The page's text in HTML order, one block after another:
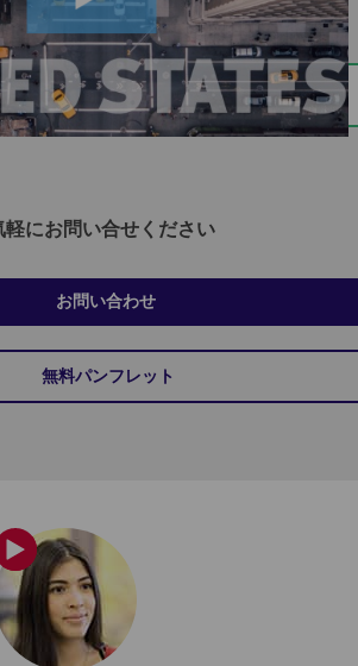
軽にお問い合せください
お問い合わせ
無料パンフレット